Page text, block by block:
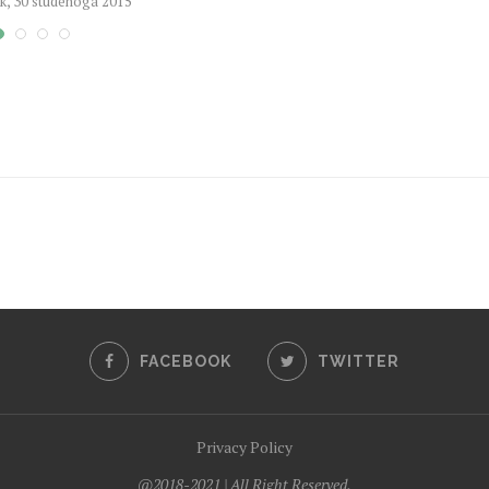
FACEBOOK TWITTER
Privacy Policy
@2018-2021 | All Right Reserved.